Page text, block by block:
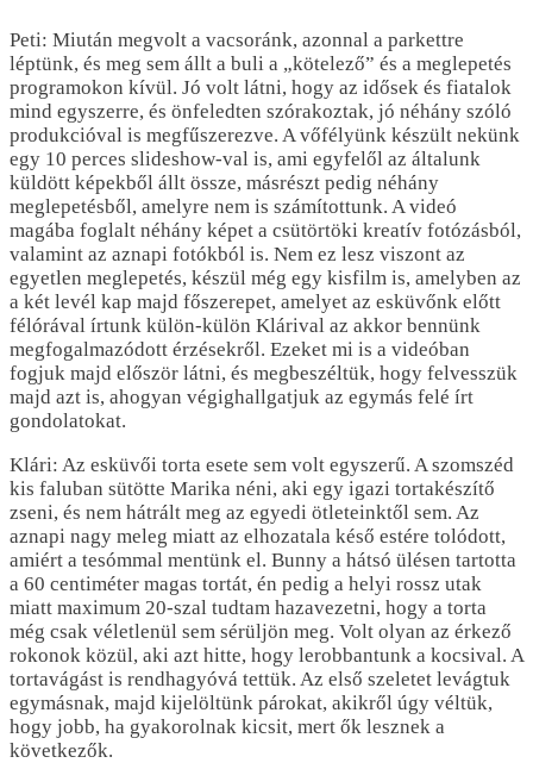
Peti: Miután megvolt a vacsoránk, azonnal a parkettre
léptünk, és meg sem állt a buli a „kötelező” és a meglepetés
programokon kívül. Jó volt látni, hogy az idősek és fiatalok
mind egyszerre, és önfeledten szórakoztak, jó néhány szóló
produkcióval is megfűszerezve. A vőfélyünk készült nekünk
egy 10 perces slideshow-val is, ami egyfelől az általunk
küldött képekből állt össze, másrészt pedig néhány
meglepetésből, amelyre nem is számítottunk. A videó
magába foglalt néhány képet a csütörtöki kreatív fotózásból,
valamint az aznapi fotókból is. Nem ez lesz viszont az
egyetlen meglepetés, készül még egy kisfilm is, amelyben az
a két levél kap majd főszerepet, amelyet az esküvőnk előtt
félórával írtunk külön-külön Klárival az akkor bennünk
megfogalmazódott érzésekről. Ezeket mi is a videóban
fogjuk majd először látni, és megbeszéltük, hogy felvesszük
majd azt is, ahogyan végighallgatjuk az egymás felé írt
gondolatokat.
Klári: Az esküvői torta esete sem volt egyszerű. A szomszéd
kis faluban sütötte Marika néni, aki egy igazi tortakészítő
zseni, és nem hátrált meg az egyedi ötleteinktől sem. Az
aznapi nagy meleg miatt az elhozatala késő estére tolódott,
amiért a tesómmal mentünk el. Bunny a hátsó ülésen tartotta
a 60 centiméter magas tortát, én pedig a helyi rossz utak
miatt maximum 20-szal tudtam hazavezetni, hogy a torta
még csak véletlenül sem sérüljön meg. Volt olyan az érkező
rokonok közül, aki azt hitte, hogy lerobbantunk a kocsival. A
tortavágást is rendhagyóvá tettük. Az első szeletet levágtuk
egymásnak, majd kijelöltünk párokat, akikről úgy véltük,
hogy jobb, ha gyakorolnak kicsit, mert ők lesznek a
következők.